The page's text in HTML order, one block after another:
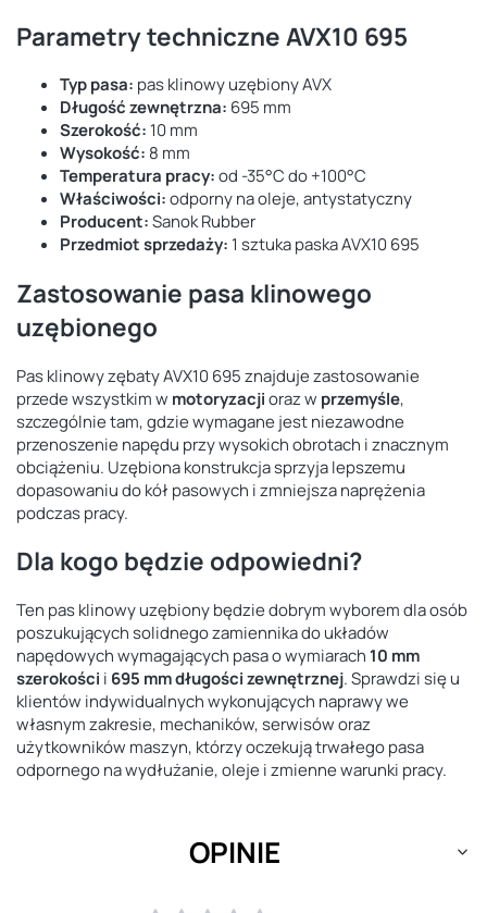
Parametry techniczne AVX10 695
Typ pasa: pas klinowy uzębiony AVX
Długość zewnętrzna: 695 mm
Szerokość: 10 mm
Wysokość: 8 mm
Temperatura pracy:od -35°C do +100°C
Właściwości:odporny na oleje, antystatyczny
Producent:Sanok Rubber
Przedmiot sprzedaży: 1 sztuka paska AVX10 695
Zastosowanie pasa klinowego
uzębionego
Pas klinowy zębaty AVX10 695 znajduje zastosowanie
przede wszystkim w motoryzacjioraz w przemyśle,
szczególnie tam, gdzie wymagane jest niezawodne
przenoszenie napędu przy wysokich obrotach i znacznym
obciążeniu. Uzębiona konstrukcja sprzyja lepszemu
dopasowaniu do kół pasowych i zmniejsza naprężenia
podczas pracy.
Dla kogo będzie odpowiedni?
Ten pas klinowy uzębiony będzie dobrym wyborem dla osób
poszukujących solidnego zamiennika do układów
napędowych wymagających pasa o wymiarach 10 mm
szerokości i 695 mm długości zewnętrznej. Sprawdzi się u
klientów indywidualnych wykonujących naprawy we
własnym zakresie, mechaników, serwisów oraz
użytkowników maszyn, którzy oczekują trwałego pasa
odpornego na wydłużanie, oleje i zmienne warunki pracy.
OPINIE